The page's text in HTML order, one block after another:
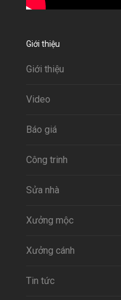
Giới thiệu
Giới thiệu
Video
Báo giá
Công trinh
Sửa nhà
Xưởng mộc
Xưởng cánh
Tin tức